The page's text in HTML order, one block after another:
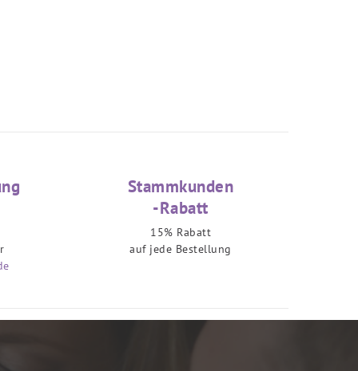
Stammkunden
-Rabatt
15% Rabatt
auf jede Bestellung